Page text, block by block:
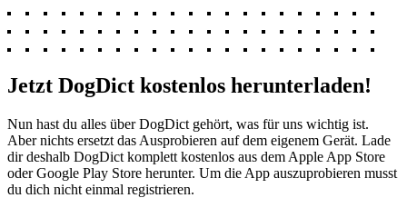
Jetzt DogDict kostenlos herunterladen!
Nun hast du alles über DogDict gehört, was für uns wichtig ist.
Aber nichts ersetzt das Ausprobieren auf dem eigenem Gerät. Lade
dir deshalb DogDict komplett kostenlos aus dem Apple App Store
oder Google Play Store herunter. Um die App auszuprobieren musst
du dich nicht einmal registrieren.